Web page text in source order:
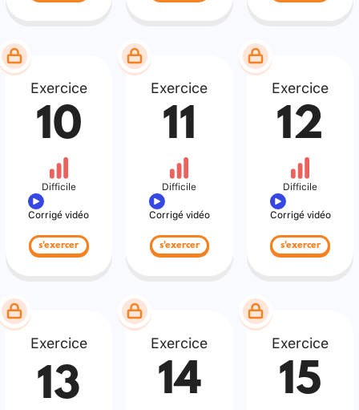
Exercice
10
Difficile
Corrigé vidéo
s'exercer
Exercice
11
Difficile
Corrigé vidéo
s'exercer
Exercice
12
Difficile
Corrigé vidéo
s'exercer
Exercice
13
Exercice
14
Exercice
15